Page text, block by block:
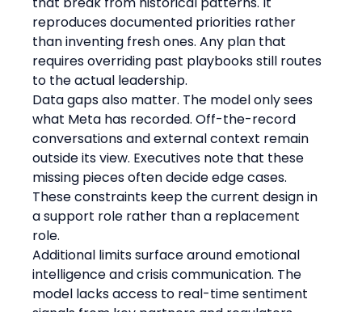
reproduces documented priorities rather
than inventing fresh ones. Any plan that
requires overriding past playbooks still routes
to the actual leadership.
Data gaps also matter. The model only sees
what Meta has recorded. Off-the-record
conversations and external context remain
outside its view. Executives note that these
missing pieces often decide edge cases.
These constraints keep the current design in
a support role rather than a replacement
role.
Additional limits surface around emotional
intelligence and crisis communication. The
model lacks access to real-time sentiment